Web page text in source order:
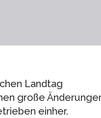
Landtag
große
einher.